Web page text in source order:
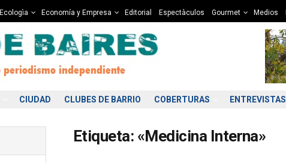
Ecologìa Economía y Empresa Editorial Espectàculos Gourmet Medios
CIUDAD CLUBES DE BARRIO COBERTURAS ENTREVISTAS
Etiqueta: «Medicina Interna»